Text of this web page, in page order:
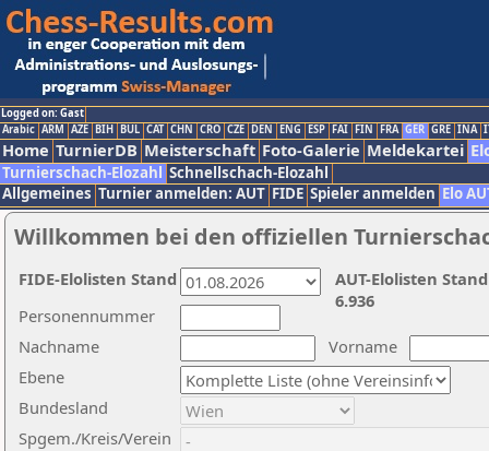
Logged on: Gast
Arabic ARM AZE BIH BUL CAT CHN CRO CZE DEN ENG ESP FAI FIN FRA GER GRE INA
Home TurnierDB Meisterschaft Foto-Galerie Meldekartei
Turnierschach-Elozahl Schnellschach-Elozahl
Allgemeines Turnier anmelden: AUT FIDE Spieler anmelden Elo
Willkommen bei den offiziellen
Nachname
Vorname
Ebene
Personennummer
Bundesland
Spgem./Kreis/Verein
AUT-Elolisten
6.936
FIDE-Elolisten Stand